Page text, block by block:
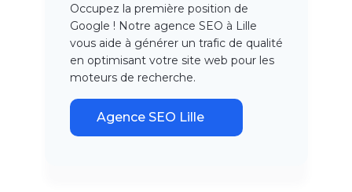
Occupez la première position de
Google ! Notre agence SEO à Lille
vous aide à générer un trafic de qualité
en optimisant votre site web pour les
moteurs de recherche.
Agence SEO Lille